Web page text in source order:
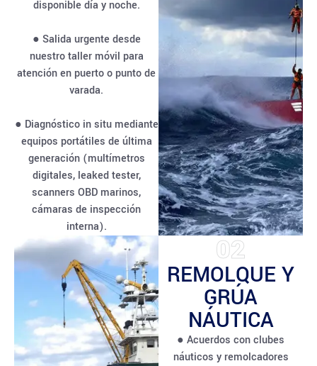
disponible día y noche.
● Salida urgente desde
nuestro taller móvil para
atención en puerto o punto de
varada.
● Diagnóstico in situ mediante
equipos portátiles de última
generación (multímetros
digitales, leaked tester,
scanners OBD marinos,
cámaras de inspección
interna).
02
REMOLQUE Y
GRÚA
NÁUTICA
● Acuerdos con clubes
náuticos y remolcadores